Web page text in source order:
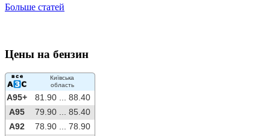
Больше статей
Цены на бензин
Київська
область
A95+ 81.90 ...
88.40
A95
79.90 ...
85.40
A92
78.90 ...
78.90